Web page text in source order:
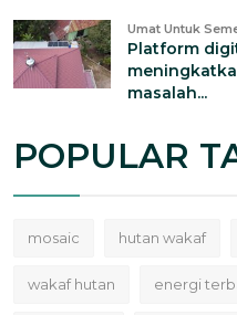
Umat Untuk
Platform
masalah...
POPULAR
mosaic hutan wakaf
wakaf hutan energi